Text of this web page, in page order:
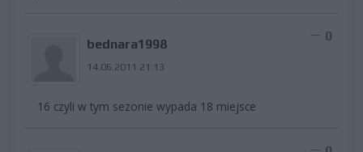
bednara1998
14.06.2011 21:13
0
16 czyli w tym sezonie wypada 18 miejsce